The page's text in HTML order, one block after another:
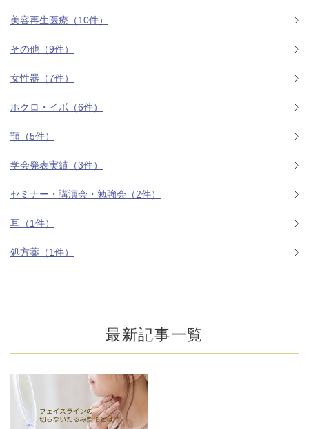
西梅田から徒歩2分
ついて
よくあるご質問
美容ブログ
美容再生医療（10件）
その他（9件）
女性器（7件）
ホクロ・イボ（6件）
顎（5件）
学会発表実績（3件）
セミナー・講演会・勉強会（2件）
耳（1件）
処方薬（1件）
最新記事一覧